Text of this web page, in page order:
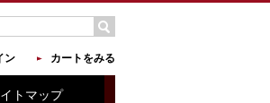
ン カートをみる
トマップ